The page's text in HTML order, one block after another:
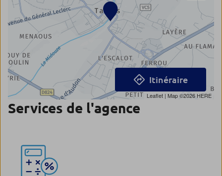
Leaflet | Map ©2026 HERE
Itinéraire
Services de l'agence